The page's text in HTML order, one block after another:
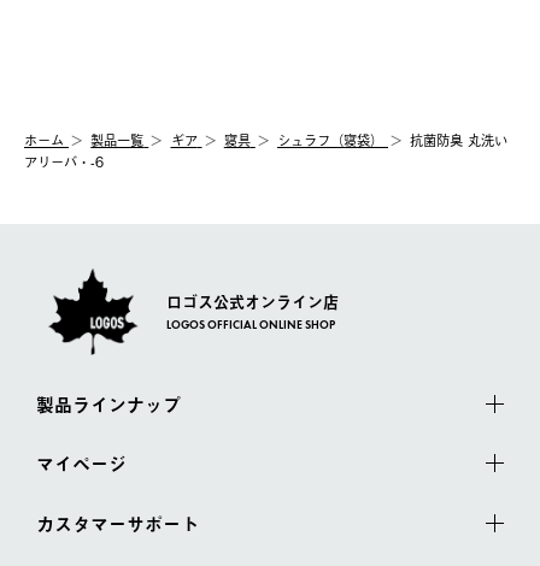
ホーム 製品⼀覧 ギア 寝具 シュラフ（寝袋）
抗菌防臭 丸洗い
アリーバ・-6
ロゴス公式オンライン店
LOGOS OFFICIAL ONLINE SHOP
製品ラインナップ
マイページ
カスタマーサポート